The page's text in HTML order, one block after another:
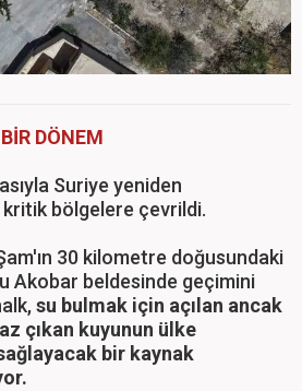
DÖNEM
Suriye yeniden
bölgelere çevrildi.
30 kilometre doğusundaki
Akobar beldesinde geçimini
su bulmak için açılan ancak
çıkan kuyunun ülke
bir kaynak